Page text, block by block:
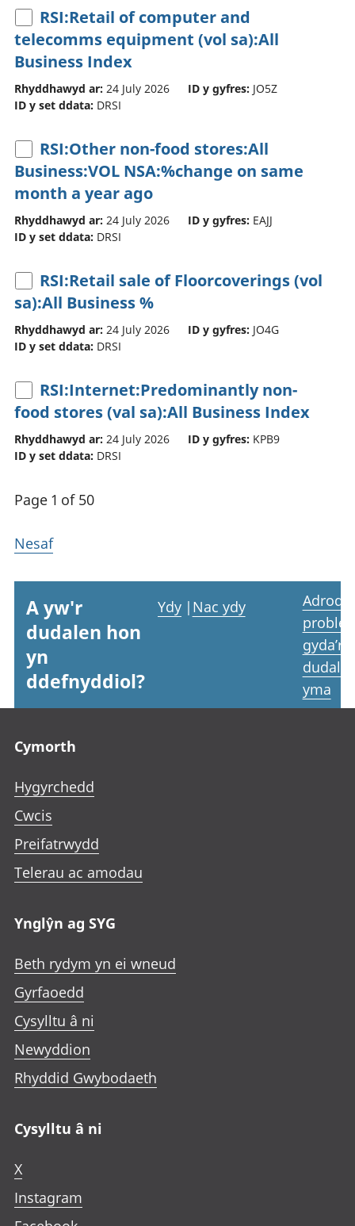
RSI:Retail of computer and
telecomms equipment (vol sa):All
Business Index
Rhyddhawyd ar: 24 July 2026 ID y gyfres: JO5Z
ID y set ddata: DRSI
RSI:Other non-food stores:All
Business:VOL NSA:%change on same
month a year ago
Rhyddhawyd ar: 24 July 2026 ID y gyfres: EAJJ
ID y set ddata: DRSI
RSI:Retail sale of Floorcoverings (vol
sa):All Business %
Rhyddhawyd ar: 24 July 2026 ID y gyfres: JO4G
ID y set ddata: DRSI
RSI:Internet:Predominantly non-
food stores (val sa):All Business Index
Rhyddhawyd ar: 24 July 2026 ID y gyfres: KPB9
ID y set ddata: DRSI
Page 1 of 50
Nesaf
A yw'r
dudalen hon
yn
ddefnyddiol?
Ydy | Nac ydy
Adrodd
gyda’r
yma
Cymorth
Hygyrchedd
Cwcis
Preifatrwydd
Telerau ac amodau
Ynglŷn ag SYG
Beth rydym yn ei wneud
Gyrfaoedd
Cysylltu â ni
Newyddion
Rhyddid Gwybodaeth
Cysylltu â ni
X
Instagram